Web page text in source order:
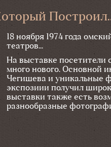
18 ноября 1974 года
театров...
На выставке посетители
много нового. Основной
Чегишева и уникальные
экспозиии получил
выставки также есть
разнообразные